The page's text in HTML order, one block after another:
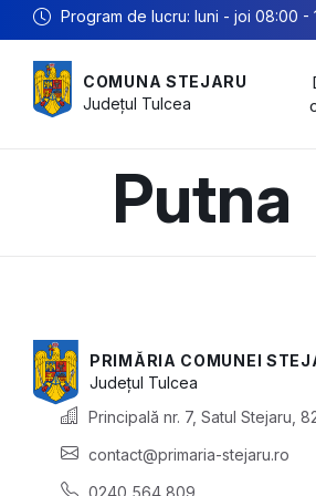
Program de lucru: luni - joi 08:00 -
COMUNA STEJARU
Județul Tulcea
Putna
PRIMĂRIA COMUNEI
Județul Tulcea
Principală nr. 7, Satul Stejaru,
contact@primaria-stejaru.ro
0240 564 809